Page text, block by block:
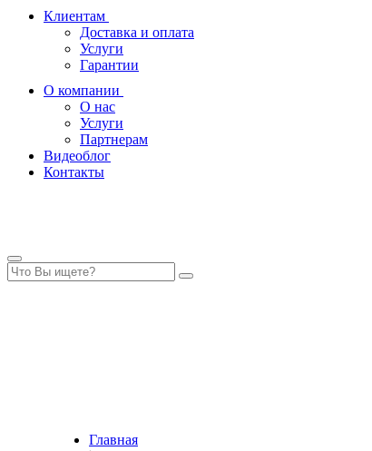
Клиентам
Доставка и оплата
Услуги
Гарантии
О компании
О нас
Услуги
Партнерам
Видеоблог
Контакты
Главная